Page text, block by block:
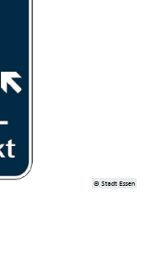
© Stadt Essen